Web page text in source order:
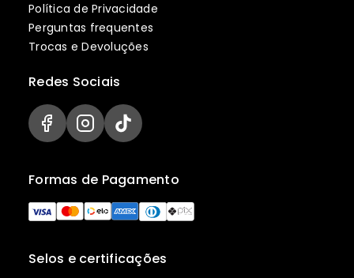
Política de Privacidade
Perguntas frequentes
Trocas e Devoluções
Selos e certificações
Formas de Pagamento
Redes Sociais